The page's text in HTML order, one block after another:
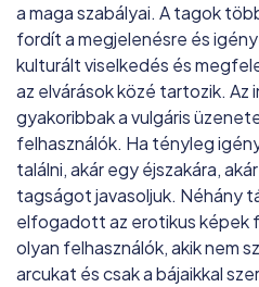
Puncs.hu
3.9/10
70 000egyedülálló 26+
a maga szabályai. A tagok
fordít a megjelenésre és
kulturált viselkedés és
az elvárások közé tartozik.
gyakoribbak a vulgáris
felhasználók. Ha tényleg
találni, akár egy éjszakára,
tagságot javasoljuk. Néhány
elfogadott az erotikus képek
olyan felhasználók, akik nem
arcukat és csak a bájaikkal